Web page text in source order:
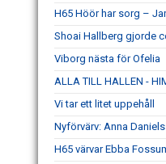
H65 Höör har sorg –
Shoai Hallberg gjorde
Viborg nästa för Ofelia
ALLA TILL HALLEN -
Vi tar ett litet uppehåll
Nyförvärv: Anna
H65 värvar Ebba